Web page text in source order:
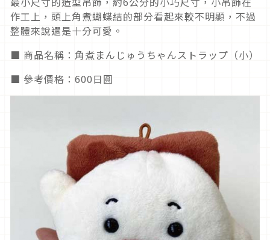
作工上，頭上角煮蝴蝶結的部分看起來較不明顯，不過
整體來說還是十分可愛。
■ 商品名稱：角煮まんじゅうちゃんストラップ（小）
■ 參考價格：600日圓